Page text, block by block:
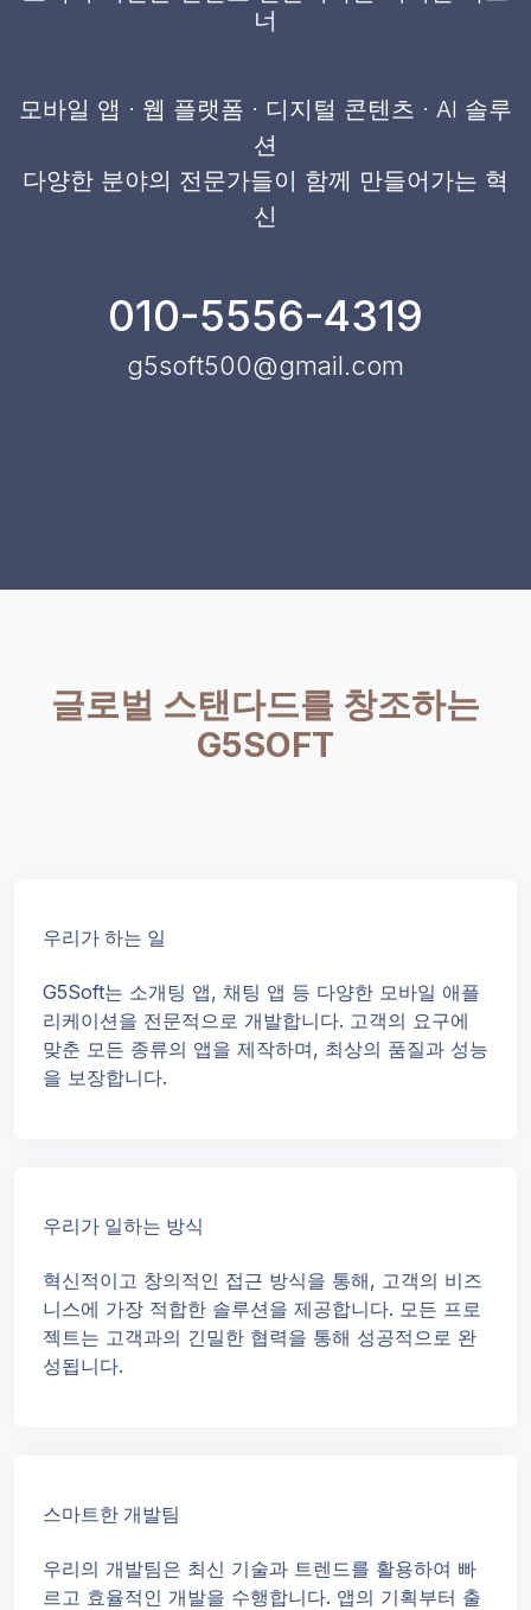
너
모바일 앱 · 웹 플랫폼 · 디지털 콘텐츠 · AI 솔루
션
다양한 분야의 전문가들이 함께 만들어가는 혁
신
010-5556-4319
g5soft500@gmail.com
글로벌 스탠다드를 창조하는
G5SOFT
우리가 하는 일
G5Soft는 소개팅 앱, 채팅 앱 등 다양한 모바일 애플
리케이션을 전문적으로 개발합니다. 고객의 요구에
맞춘 모든 종류의 앱을 제작하며, 최상의 품질과 성능
을 보장합니다.
우리가 일하는 방식
혁신적이고 창의적인 접근 방식을 통해, 고객의 비즈
니스에 가장 적합한 솔루션을 제공합니다. 모든 프로
젝트는 고객과의 긴밀한 협력을 통해 성공적으로 완
성됩니다.
스마트한 개발팀
우리의 개발팀은 최신 기술과 트렌드를 활용하여 빠
르고 효율적인 개발을 수행합니다. 앱의 기획부터 출